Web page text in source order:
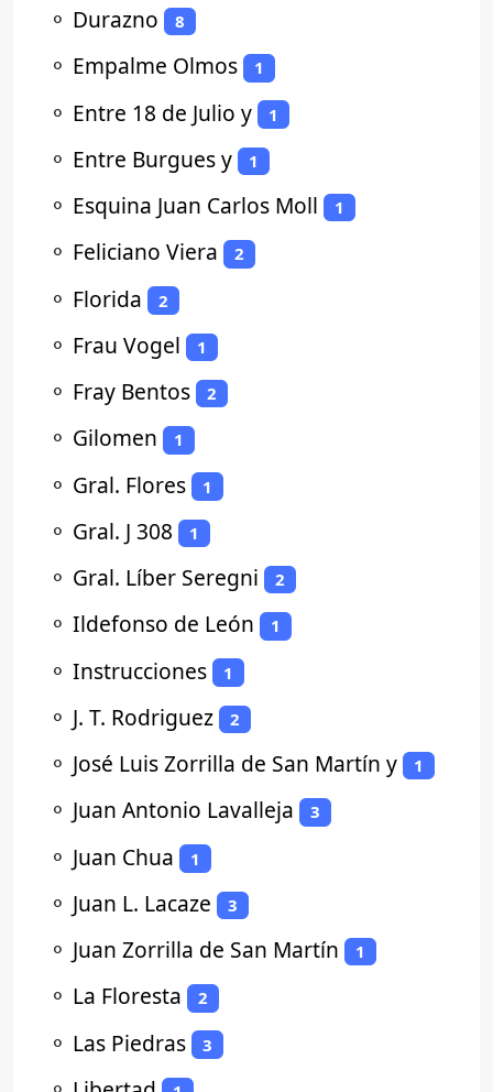
⚬ Durazno 8
⚬ Empalme Olmos 1
⚬ Entre 18 de Julio y 1
⚬ Entre Burgues y 1
⚬ Esquina Juan Carlos Moll 1
⚬ Feliciano Viera 2
⚬ Florida 2
⚬ Frau Vogel 1
⚬ Fray Bentos 2
⚬ Gilomen 1
⚬ Gral. Flores 1
⚬ Gral. J 308 1
⚬ Gral. Líber Seregni 2
⚬ Ildefonso de León 1
⚬ Instrucciones 1
⚬ J. T. Rodriguez 2
⚬ José Luis Zorrilla de San Martín y 1
⚬ Juan Antonio Lavalleja 3
⚬ Juan Chua 1
⚬ Juan L. Lacaze 3
⚬ Juan Zorrilla de San Martín 1
⚬ La Floresta 2
⚬ Las Piedras 3